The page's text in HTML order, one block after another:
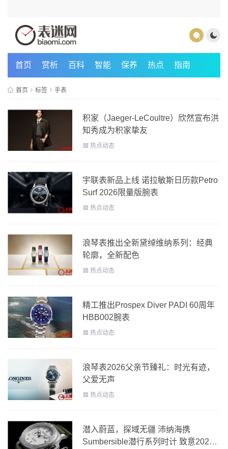
首页 赏析 百科 智能 保养 热点 指南
首页 标签 手表
积家（Jaeger-LeCoultre）欣然宣布洪
知秀成为积家挚友
热点动态
宇联表新品上线 诺拉敏斯日历款Petro
Surf 2026限量版腕表
热点动态
浪琴表推出全新黛绰维纳系列：经典
轮廓，全新配色
热点动态
精工推出Prospex Diver PADI 60周年
HBB002腕表
热点动态
浪琴表2026父亲节臻礼：时光有迹，
父爱无声
热点动态
潜入蔚蓝，探域无疆 沛纳海携
Sumbersible潜行系列时计 致意2026